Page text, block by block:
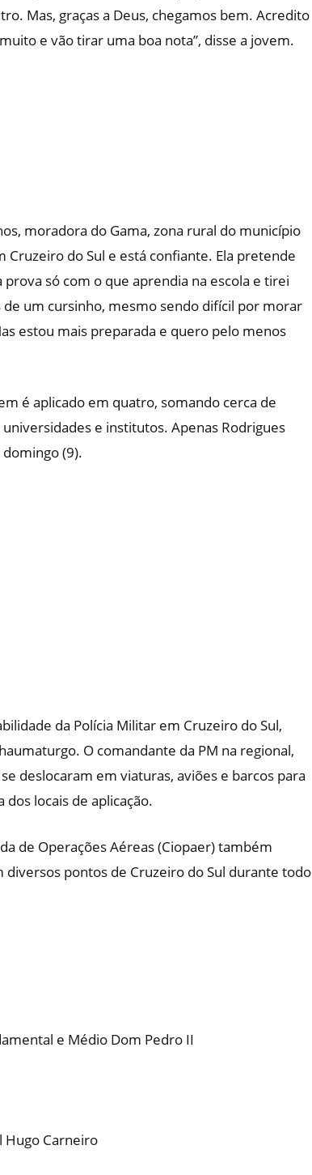
Mas, graças a Deus, chegamos bem. Acredito
e vão tirar uma boa nota”, disse a jovem.
moradora do Gama, zona rural do município
Cruzeiro do Sul e está confiante. Ela pretende
prova só com o que aprendia na escola e tirei
um cursinho, mesmo sendo difícil por morar
estou mais preparada e quero pelo menos
é aplicado em quatro, somando cerca de
e institutos. Apenas Rodrigues
(9).
da Polícia Militar em Cruzeiro do Sul,
O comandante da PM na regional,
deslocaram em viaturas, aviões e barcos para
locais de aplicação.
de Operações Aéreas (Ciopaer) também
pontos de Cruzeiro do Sul durante todo
e Médio Dom Pedro II
Hugo Carneiro